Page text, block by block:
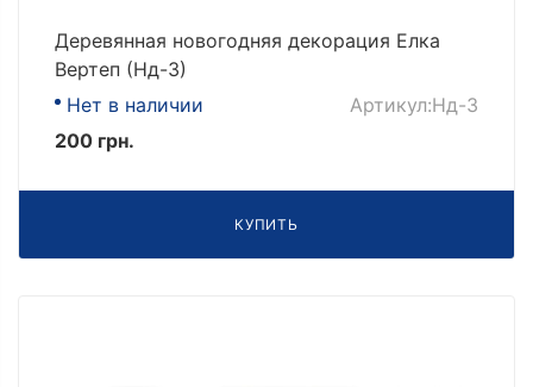
Деревянная новогодняя декорация Елка
Вертеп (Нд-3)
Нет в наличии
Артикул:Нд-3
200 грн.
КУПИТЬ